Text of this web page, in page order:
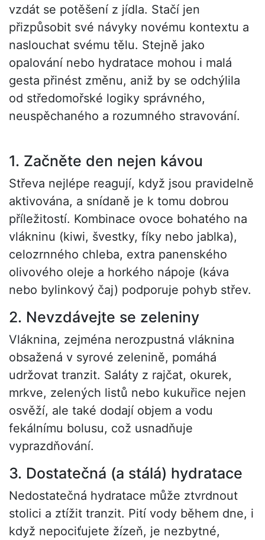
vzdát se potěšení z jídla. Stačí jen
přizpůsobit své návyky novému kontextu a
naslouchat svému tělu. Stejně jako
opalování nebo hydratace mohou i malá
gesta přinést změnu, aniž by se odchýlila
od středomořské logiky správného,
neuspěchaného a rozumného stravování.
1. Začněte den nejen kávou
Střeva nejlépe reagují, když jsou pravidelně
aktivována, a snídaně je k tomu dobrou
příležitostí. Kombinace ovoce bohatého na
vlákninu (kiwi, švestky, fíky nebo jablka),
celozrnného chleba, extra panenského
olivového oleje a horkého nápoje (káva
nebo bylinkový čaj) podporuje pohyb střev.
2. Nevzdávejte se zeleniny
Vláknina, zejména nerozpustná vláknina
obsažená v syrové zelenině, pomáhá
udržovat tranzit. Saláty z rajčat, okurek,
mrkve, zelených listů nebo kukuřice nejen
osvěží, ale také dodají objem a vodu
fekálnímu bolusu, což usnadňuje
vyprazdňování.
3. Dostatečná (a stálá) hydratace
Nedostatečná hydratace může ztvrdnout
stolici a ztížit tranzit. Pití vody během dne, i
když nepociťujete žízeň, je nezbytné,